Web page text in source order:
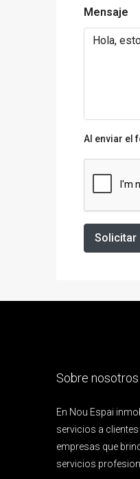
Mensaje
Al enviar el
Solicitar
Sobre nosotros
En Nou Espai
servicios a
empresas que
servicios